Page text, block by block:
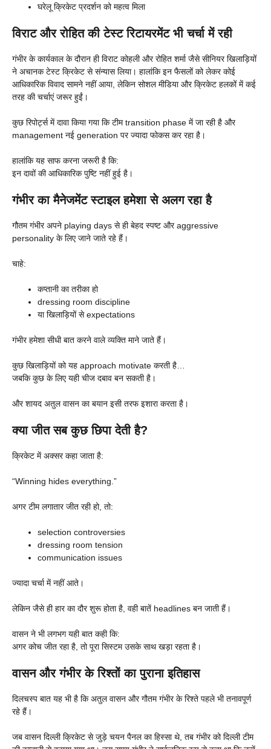
घरेलू क्रिकेट प्रदर्शन को महत्व मिला
विराट और रोहित की टेस्ट रिटायरमेंट भी चर्चा में रही
गंभीर के कार्यकाल के दौरान ही विराट कोहली और रोहित शर्मा जैसे सीनियर खिलाड़ियों
ने अचानक टेस्ट क्रिकेट से संन्यास लिया। हालांकि इन फैसलों को लेकर कोई
आधिकारिक विवाद सामने नहीं आया, लेकिन सोशल मीडिया और क्रिकेट हलकों में कई
तरह की चर्चाएं जरूर हुईं।
कुछ रिपोर्ट्स में दावा किया गया कि टीम transition phase में जा रही है और
management नई generation पर ज्यादा फोकस कर रहा है।
हालांकि यह साफ करना जरूरी है कि:
इन दावों की आधिकारिक पुष्टि नहीं हुई है।
गंभीर का मैनेजमेंट स्टाइल हमेशा से अलग रहा है
गौतम गंभीर अपने playing days से ही बेहद स्पष्ट और aggressive
personality के लिए जाने जाते रहे हैं।
चाहे:
कप्तानी का तरीका हो
dressing room discipline
या खिलाड़ियों से expectations
गंभीर हमेशा सीधी बात करने वाले व्यक्ति माने जाते हैं।
कुछ खिलाड़ियों को यह approach motivate करती है…
जबकि कुछ के लिए यही चीज दबाव बन सकती है।
और शायद अतुल वासन का बयान इसी तरफ इशारा करता है।
क्या जीत सब कुछ छिपा देती है?
क्रिकेट में अक्सर कहा जाता है:
“Winning hides everything.”
अगर टीम लगातार जीत रही हो, तो:
selection controversies
dressing room tension
communication issues
ज्यादा चर्चा में नहीं आते।
लेकिन जैसे ही हार का दौर शुरू होता है, वही बातें headlines बन जाती हैं।
वासन ने भी लगभग यही बात कही कि:
अगर कोच जीत रहा है, तो पूरा सिस्टम उसके साथ खड़ा रहता है।
वासन और गंभीर के रिश्तों का पुराना इतिहास
दिलचस्प बात यह भी है कि अतुल वासन और गौतम गंभीर के रिश्ते पहले भी तनावपूर्ण
रहे हैं।
जब वासन दिल्ली क्रिकेट से जुड़े चयन पैनल का हिस्सा थे, तब गंभीर को दिल्ली टीम